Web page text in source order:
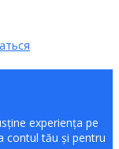
experiența pe
contul tău și pentru